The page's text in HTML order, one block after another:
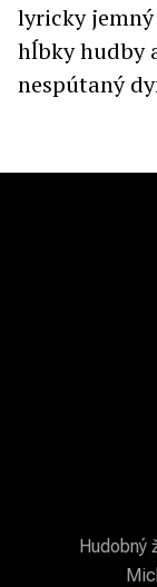
lyricky
hĺbky hudby
nespútaný
Hudobný